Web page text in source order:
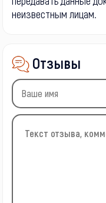
неизвестным лицам.
Отзывы